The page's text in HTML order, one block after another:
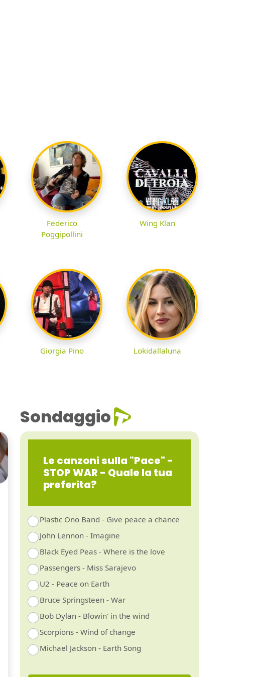
Federico
Poggipollini
Wing Klan
Giorgia Pino Lokidallaluna
Sondaggio
Le canzoni sulla "Pace" -
STOP WAR - Quale la tua
preferita?
Plastic Ono Band - Give peace a chance
John Lennon - Imagine
Black Eyed Peas - Where is the love
Passengers - Miss Sarajevo
U2 - Peace on Earth
Bruce Springsteen - War
Bob Dylan - Blowin' in the wind
Scorpions - Wind of change
Michael Jackson - Earth Song